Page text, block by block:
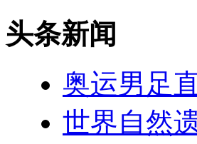
头条新闻
奥运男足
世界自然